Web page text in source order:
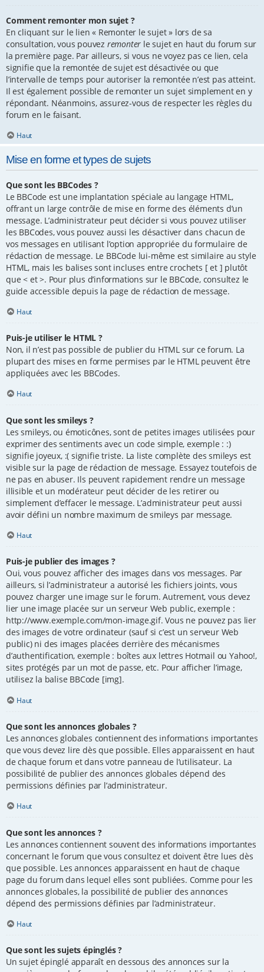
Comment remonter mon sujet ?
En cliquant sur le lien « Remonter le sujet » lors de sa
consultation, vous pouvez remonter le sujet en haut du forum sur
la première page. Par ailleurs, si vous ne voyez pas ce lien, cela
signifie que la remontée de sujet est désactivée ou que
l’intervalle de temps pour autoriser la remontée n’est pas atteint.
Il est également possible de remonter un sujet simplement en y
répondant. Néanmoins, assurez-vous de respecter les règles du
forum en le faisant.
Haut
Mise en forme et types de sujets
Que sont les BBCodes ?
Le BBCode est une implantation spéciale au langage HTML,
offrant un large contrôle de mise en forme des éléments d’un
message. L’administrateur peut décider si vous pouvez utiliser
les BBCodes, vous pouvez aussi les désactiver dans chacun de
vos messages en utilisant l’option appropriée du formulaire de
rédaction de message. Le BBCode lui-même est similaire au style
HTML, mais les balises sont incluses entre crochets [ et ] plutôt
que < et >. Pour plus d’informations sur le BBCode, consultez le
guide accessible depuis la page de rédaction de message.
Haut
Puis-je utiliser le HTML ?
Non, il n’est pas possible de publier du HTML sur ce forum. La
plupart des mises en forme permises par le HTML peuvent être
appliquées avec les BBCodes.
Haut
Que sont les smileys ?
Les smileys, ou émoticônes, sont de petites images utilisées pour
exprimer des sentiments avec un code simple, exemple : :)
signifie joyeux, :( signifie triste. La liste complète des smileys est
visible sur la page de rédaction de message. Essayez toutefois de
ne pas en abuser. Ils peuvent rapidement rendre un message
illisible et un modérateur peut décider de les retirer ou
simplement d’effacer le message. L’administrateur peut aussi
avoir défini un nombre maximum de smileys par message.
Haut
Puis-je publier des images ?
Oui, vous pouvez afficher des images dans vos messages. Par
ailleurs, si l’administrateur a autorisé les fichiers joints, vous
pouvez charger une image sur le forum. Autrement, vous devez
lier une image placée sur un serveur Web public, exemple :
http://www.exemple.com/mon-image.gif. Vous ne pouvez pas lier
des images de votre ordinateur (sauf si c’est un serveur Web
public) ni des images placées derrière des mécanismes
d’authentification, exemple : boîtes aux lettres Hotmail ou Yahoo!,
sites protégés par un mot de passe, etc. Pour afficher l’image,
utilisez la balise BBCode [img].
Haut
Que sont les annonces globales ?
Les annonces globales contiennent des informations importantes
que vous devez lire dès que possible. Elles apparaissent en haut
de chaque forum et dans votre panneau de l’utilisateur. La
possibilité de publier des annonces globales dépend des
permissions définies par l’administrateur.
Haut
Que sont les annonces ?
Les annonces contiennent souvent des informations importantes
concernant le forum que vous consultez et doivent être lues dès
que possible. Les annonces apparaissent en haut de chaque
page du forum dans lequel elles sont publiées. Comme pour les
annonces globales, la possibilité de publier des annonces
dépend des permissions définies par l’administrateur.
Haut
Que sont les sujets épinglés ?
Un sujet épinglé apparaît en dessous des annonces sur la